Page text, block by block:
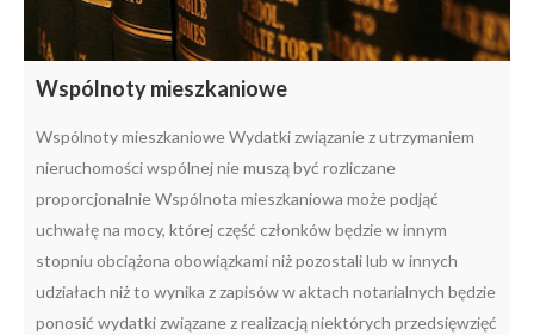
Wspólnoty mieszkaniowe
Wspólnoty mieszkaniowe Wydatki związanie z utrzymaniem
nieruchomości wspólnej nie muszą być rozliczane
proporcjonalnie Wspólnota mieszkaniowa może podjąć
uchwałę na mocy, której część członków będzie w innym
stopniu obciążona obowiązkami niż pozostali lub w innych
udziałach niż to wynika z zapisów w aktach notarialnych będzie
ponosić wydatki związane z realizacją niektórych przedsięwzięć